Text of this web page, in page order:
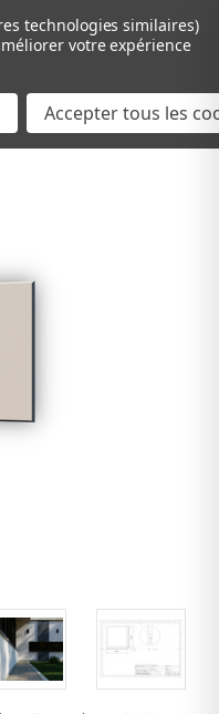
au contenu principal
technologies similaires)
votre expérience
Accepter tous les